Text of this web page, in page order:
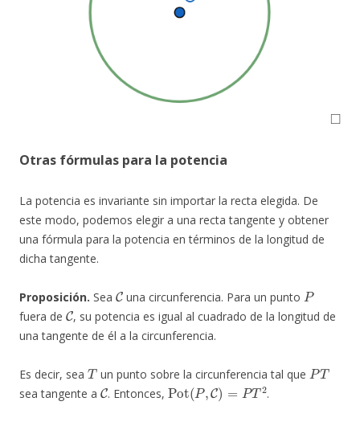
◻
Otras fórmulas para la potencia
La potencia es invariante sin importar la recta elegida. De
este modo, podemos elegir a una recta tangente y obtener
una fórmula para la potencia en términos de la longitud de
dicha tangente.
Proposición. Sea
C
una circunferencia. Para un punto
P
fuera de
C
, su potencia es igual al cuadrado de la longitud de
una tangente de él a la circunferencia.
Es decir, sea
T
un punto sobre la circunferencia tal que
PT
sea tangente a
C
. Entonces,
Pot(P,C)=PT2
.